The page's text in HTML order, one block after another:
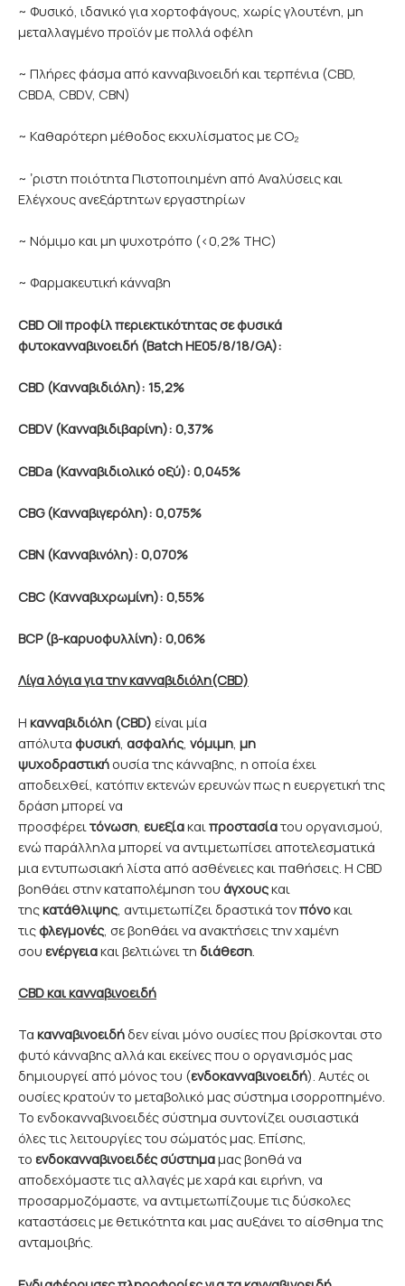
~ Φυσικό, ιδανικό για χορτοφάγους, χωρίς γλουτένη, μη
μεταλλαγμένο προϊόν με πολλά οφέλη
~ Πλήρες φάσμα από κανναβινοειδή και τερπένια (CBD,
CBDA, CBDV, CBN)
~ Καθαρότερη μέθοδος εκχυλίσματος με CO₂
~ ʼριστη ποιότητα Πιστοποιημένη από Αναλύσεις και
Ελέγχους ανεξάρτητων εργαστηρίων
~ Νόμιμο και μη ψυχοτρόπο (<0,2% THC)
~ Φαρμακευτική κάνναβη
CBD Oil προφίλ περιεκτικότητας σε φυσικά
φυτοκανναβινοειδή (Batch HE05/8/18/GA):
CBD (Κανναβιδιόλη): 15,2%
CBDV (Κανναβιδιβαρίνη): 0,37%
CBDa (Κανναβιδιολικό οξύ): 0,045%
CBG (Κανναβιγερόλη): 0,075%
CBN (Κανναβινόλη): 0,070%
CBC (Κανναβιχρωμίνη): 0,55%
BCP (β-καρυοφυλλίνη): 0,06%
Λίγα λόγια για την κανναβιδιόλη(CBD)
Η κανναβιδιόλη (CBD) είναι μία
απόλυτα φυσική ασφαλής νόμιμη μη
ψυχοδραστική ουσία της κάνναβης, η οποία έχει
αποδειχθεί, κατόπιν εκτενών ερευνών πως η ευεργετική της
δράση μπορεί να
προσφέρει τόνωση ευεξίακαι προστασίατου οργανισμού,
ενώ παράλληλα μπορεί να αντιμετωπίσει αποτελεσματικά
μια εντυπωσιακή λίστα από ασθένειες και παθήσεις. Η CBD
βοηθάει στην καταπολέμηση του άγχουςκαι
τηςκατάθλιψης , αντιμετωπίζει δραστικά τονπόνοκαι
τιςφλεγμονές , σε βοηθάει να ανακτήσεις την χαμένη
σου ενέργειακαι βελτιώνει τη διάθεση
CBD και κανναβινοειδή
Τα κανναβινοειδήδεν είναι μόνο ουσίες που βρίσκονται στο
φυτό κάνναβης αλλά και εκείνες που ο οργανισμός μας
δημιουργεί από μόνος του (ενδοκανναβινοειδή). Αυτές οι
ουσίες κρατούν το μεταβολικό μας σύστημα ισορροπημένο.
Το ενδοκανναβινοειδές σύστημα συντονίζει ουσιαστικά
όλες τις λειτουργίες του σώματός μας. Επίσης,
το ενδοκανναβινοειδές σύστημαμας βοηθά να
αποδεχόμαστε τις αλλαγές με χαρά και ειρήνη, να
προσαρμοζόμαστε, να αντιμετωπίζουμε τις δύσκολες
καταστάσεις με θετικότητα και μας αυξάνει το αίσθημα της
ανταμοιβής.